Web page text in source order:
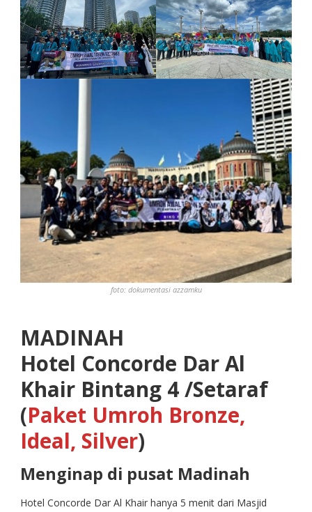
foto: dokumentasi azzamku
MADINAH
Hotel Concorde Dar Al
Khair Bintang 4 /Setaraf
(Paket Umroh Bronze,
Ideal, Silver)
Menginap di pusat Madinah
Hotel Concorde Dar Al Khair hanya 5 menit dari Masjid